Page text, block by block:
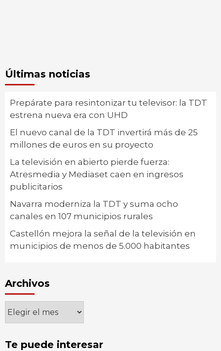
Últimas noticias
Prepárate para resintonizar tu televisor: la TDT
estrena nueva era con UHD
El nuevo canal de la TDT invertirá más de 25
millones de euros en su proyecto
La televisión en abierto pierde fuerza:
Atresmedia y Mediaset caen en ingresos
publicitarios
Navarra moderniza la TDT y suma ocho
canales en 107 municipios rurales
Castellón mejora la señal de la televisión en
municipios de menos de 5.000 habitantes
Archivos
Te puede interesar